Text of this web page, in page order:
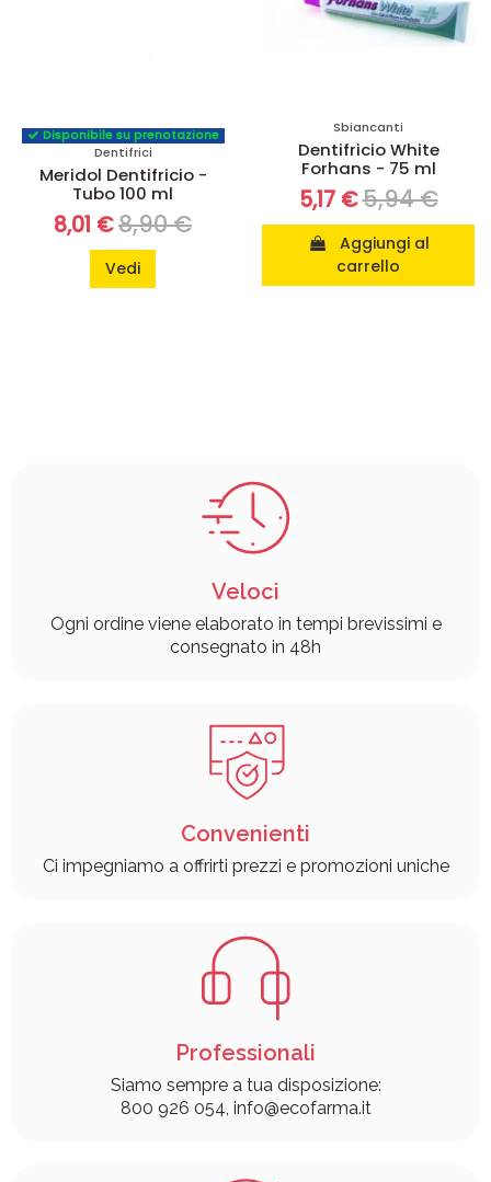
Disponibile su prenotazione
Dentifrici
Meridol Dentifricio -
Tubo 100 ml
8,01 €8,90 €
Vedi
Sbiancanti
Dentifricio White
Forhans - 75 ml
5,17 €5,94 €
carrello
Veloci
Ogni ordine viene elaborato in tempi brevissimi e
consegnato in 48h
Convenienti
Ci impegniamo a offrirti prezzi e promozioni uniche
Professionali
Siamo sempre a tua disposizione:
800 926 054, info@ecofarma.it